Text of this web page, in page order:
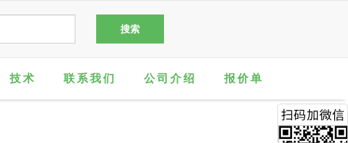
技术 联系我们 公司介绍 报价单